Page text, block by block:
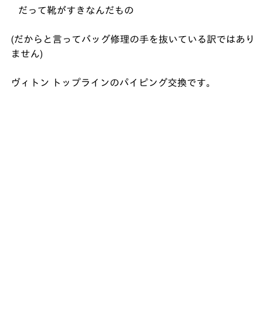
   だって靴がすきなんだもの﻿
(だからと言ってバッグ修理の手を抜いている訳ではあり
ません)﻿
ヴィトン トップラインのパイピング交換です。